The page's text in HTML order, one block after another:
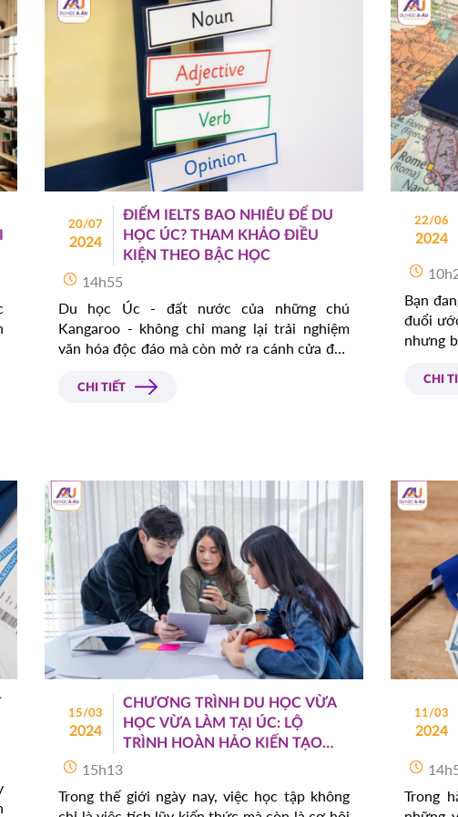
20/07
2024
ĐIỂM IELTS BAO NHIÊU ĐỂ DU
HỌC ÚC? THAM KHẢO ĐIỀU
KIỆN THEO BẬC HỌC
14h55
Du học Úc - đất nước của những chú
Kangaroo - không chỉ mang lại trải nghiệm
văn hóa độc đáo mà còn mở ra cánh cửa đến
bài viết hôm nay, Á - Âu sẽ cung cấp cho bạn
CHI TIẾT
22/06
2024
Bạn
đuổi
nhưng
phí
như
CHI
15/03
2024
CHƯƠNG TRÌNH DU HỌC VỪA
HỌC VỪA LÀM TẠI ÚC: LỘ
TRÌNH HOÀN HẢO KIẾN TẠO
15h13
Trong thế giới ngày nay, việc học tập không
11/03
2024
Trong